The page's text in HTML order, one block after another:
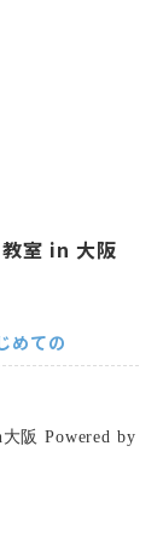
室 in 大阪
めての